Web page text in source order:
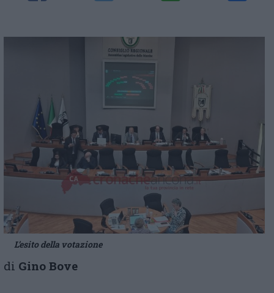
L’esito della votazione
di Gino Bove